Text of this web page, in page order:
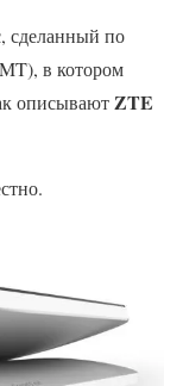
сделанный по
в котором
описываютZTE